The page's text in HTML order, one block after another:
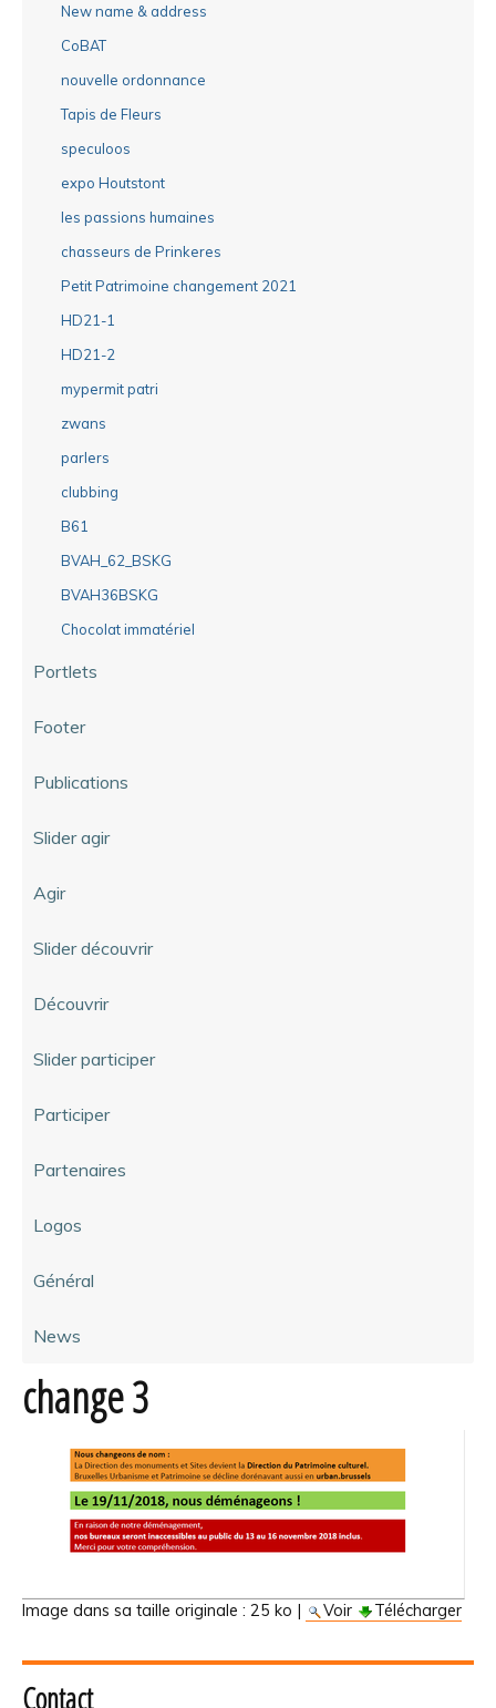
New name & address
CoBAT
nouvelle ordonnance
Tapis de Fleurs
speculoos
expo Houtstont
les passions humaines
chasseurs de Prinkeres
Petit Patrimoine changement 2021
HD21-1
HD21-2
mypermit patri
zwans
parlers
clubbing
B61
BVAH_62_BSKG
BVAH36BSKG
Chocolat immatériel
Portlets
Footer
Publications
Slider agir
Agir
Slider découvrir
Découvrir
Slider participer
Participer
Partenaires
Logos
Général
News
change 3
Image dans sa taille originale : 25 ko | Voir Télécharger
Contact